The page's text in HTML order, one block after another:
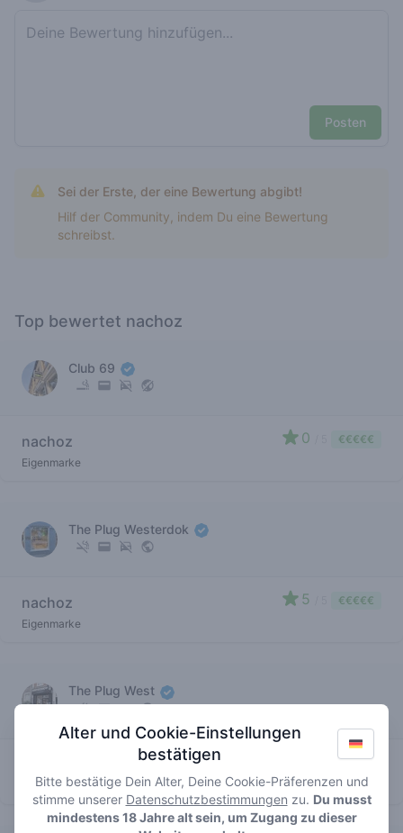
Posten
Sei der Erste, der eine Bewertung abgibt!
Hilf der Community, indem Du eine Bewertung
schreibst.
Top bewertet nachoz
Club 69
nachoz
Eigenmarke
0 €€€€€
The Plug Westerdok
nachoz
Eigenmarke
5 €€€€€
The Plug West
Eigenmarke
€€€€€
Alter und Cookie-Einstellungen
bestätigen
Bitte bestätige Dein Alter, Deine Cookie-Präferenzen und
stimme unserer Datenschutzbestimmungen zu. Du musst
mindestens 18 Jahre alt sein, um Zugang zu dieser